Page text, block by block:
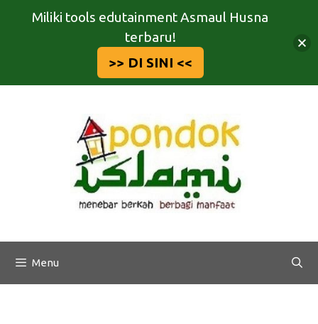
Menu
Miliki tools edutainment Asmaul Husna
terbaru!
>> DI SINI <<